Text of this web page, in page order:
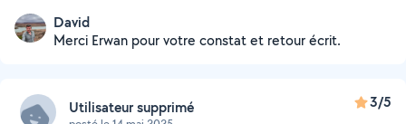
David
Merci Erwan pour votre constat et retour écrit.
Utilisateur supprimé 3/5